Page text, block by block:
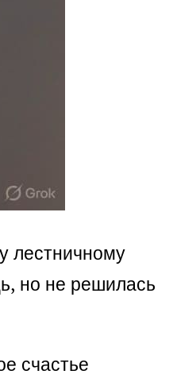
лестничному
но не решилась
счастье